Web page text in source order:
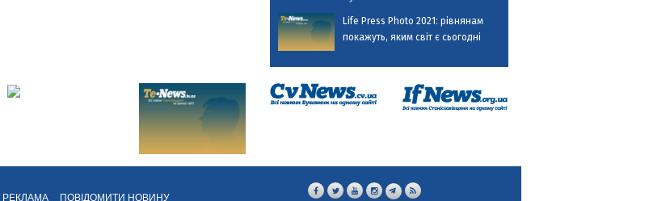
Life Press Photo 2021: рівнянам
покажуть, яким світ є сьогодні
РЕКЛАМА ПОВІДОМИТИ НОВИНУ